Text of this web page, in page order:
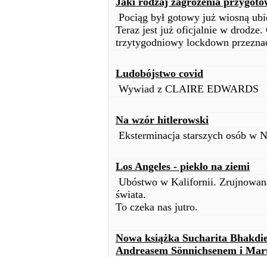
Pociąg był gotowy już wiosną
Teraz jest już oficjalnie w drodze.
trzytygodniowy lockdown
Ludobójstwo covid
Wywiad z CLAIRE EDWARDS
Na wzór hitlerowski
Eksterminacja starszych osób w
Los Angeles - piekło na ziemi
Ubóstwo w Kalifornii.
świata.
To czeka nas jutro.
Nowa książka Sucharita
Andreasem Sönnichsenem i